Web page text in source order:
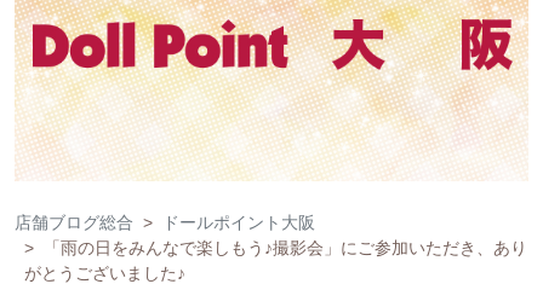
店舗ブログ総合
ドールポイント大阪
「雨の日をみんなで楽しもう♪撮影会」にご参加いただき、あり
がとうございました♪